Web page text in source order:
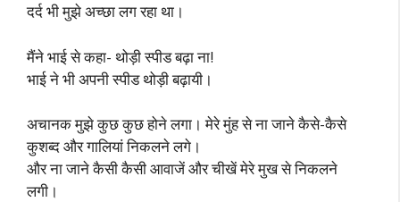
दर्द भी मुझे अच्छा लग रहा था।
मैंने भाई से कहा- थोड़ी स्पीड बढ़ा ना!
भाई ने भी अपनी स्पीड थोड़ी बढ़ायी।
अचानक मुझे कुछ कुछ होने लगा। मेरे मुंह से ना जाने कैसे-कैसे
कुशब्द और गालियां निकलने लगे।
और ना जाने कैसी कैसी आवाजें और चीखें मेरे मुख से निकलने
लगी।